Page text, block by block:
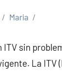
en
Maria
sin
La ITV